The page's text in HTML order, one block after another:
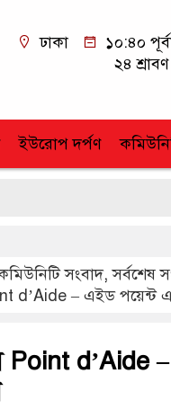
ঢাকা
১০:৪০
২৪
ইউরোপ দর্পণ
সংবাদ,সর্বশেষ
d’Aide – এইড পয়েন্ট
Point